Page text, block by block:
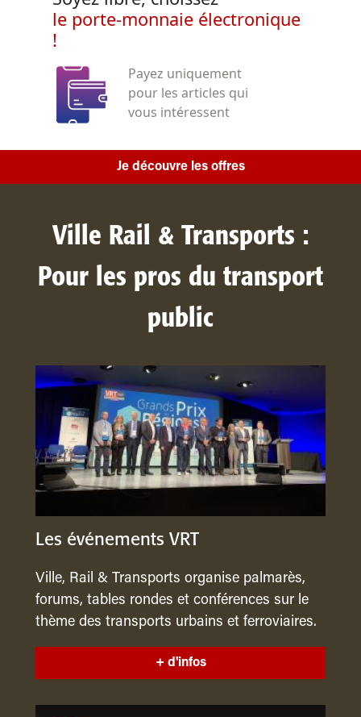
le porte-monnaie électronique
!
Payez uniquement
pour les articles qui
vous intéressent
Je découvre les offres
Ville Rail & Transports :
Pour les pros du transport
public
Les événements VRT
Ville, Rail & Transports organise palmarès,
forums, tables rondes et conférences sur le
thème des transports urbains et ferroviaires.
+ d'infos